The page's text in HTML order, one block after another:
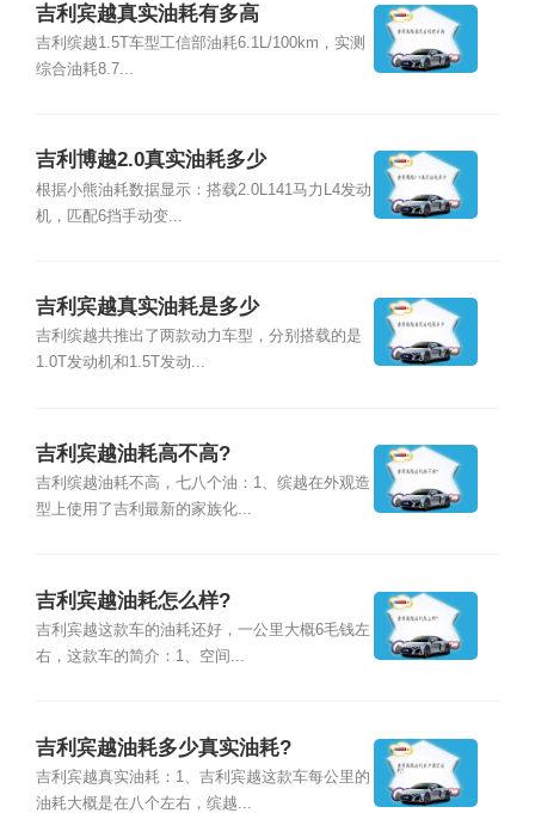
吉利宾越真实油耗有多高
吉利缤越1.5T车型工信部油耗6.1L/100km，实测
综合油耗8.7...
吉利博越2.0真实油耗多少
根据小熊油耗数据显示：搭载2.0L141马力L4发动
机，匹配6挡手动变...
吉利宾越真实油耗是多少
吉利缤越共推出了两款动力车型，分别搭载的是
1.0T发动机和1.5T发动...
吉利宾越油耗高不高?
吉利缤越油耗不高，七八个油：1、缤越在外观造
型上使用了吉利最新的家族化...
吉利宾越油耗怎么样?
吉利宾越这款车的油耗还好，一公里大概6毛钱左
右，这款车的简介：1、空间...
吉利宾越油耗多少真实油耗?
吉利宾越真实油耗：1、吉利宾越这款车每公里的
油耗大概是在八个左右，缤越...